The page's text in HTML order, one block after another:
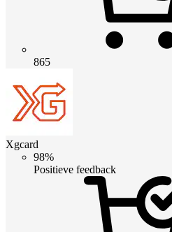
865
Xgcard
98%
Positieve feedback